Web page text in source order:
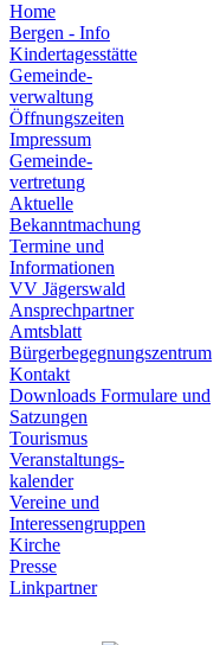
Home
Bergen - Info
Kindertagesstätte
Gemeinde-
verwaltung
Öffnungszeiten
Impressum
Gemeinde-
vertretung
Aktuelle
Bekanntmachung
Termine und
Informationen
VV Jägerswald
Ansprechpartner
Amtsblatt
Bürgerbegegnungszentrum
Kontakt
Downloads Formulare und
Satzungen
Tourismus
Veranstaltungs-
kalender
Vereine und
Interessen­gruppen
Kirche
Presse
Linkpartner